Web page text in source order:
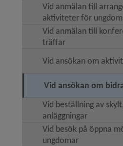
Vid anmälan till
aktiviteter för
Vid anmälan till
träffar
Vid ansökan om
Vid ansökan om
Vid beställning av
anläggningar
Vid besök på öppna
ungdomar